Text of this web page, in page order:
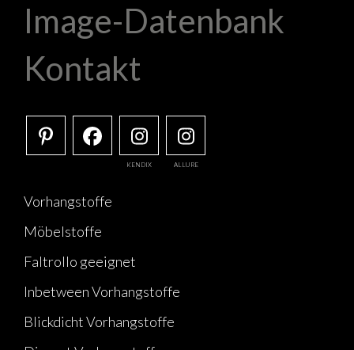
Image-Datenbank
Kontakt
KENDIX ALLURE
Vorhangstoffe
Möbelstoffe
Faltrollo geeignet
Inbetween Vorhangstoffe
Blickdicht Vorhangstoffe